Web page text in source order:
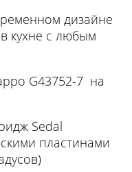
дизайне
кухне с любым
G43752-7 на
Sedal
пластинами